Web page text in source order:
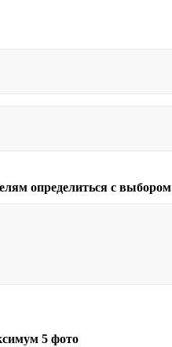
определиться с выбором
5 фото